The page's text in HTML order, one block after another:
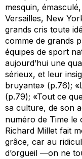
mesquin,
Versailles, New
grands cris toute
comme de grands
équipes de sport
aujourd’hui une
sérieux, et leur
bruyante» (p.76);
(p.79); «Tout ce
sa culture, de son
numéro de Time le
Richard Millet fait
grâce, car au
d’orgueil —on ne